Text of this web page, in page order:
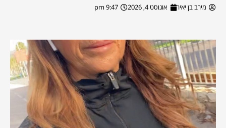
מירב בן יאיר אוגוסט 4, 2026 9:47 pm